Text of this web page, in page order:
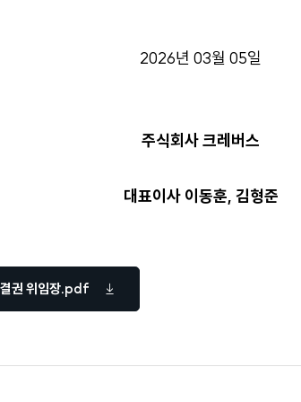
2026년 03월 05일
주식회사 크레버스
대표이사 이동훈, 김형준
권 위임장.pdf